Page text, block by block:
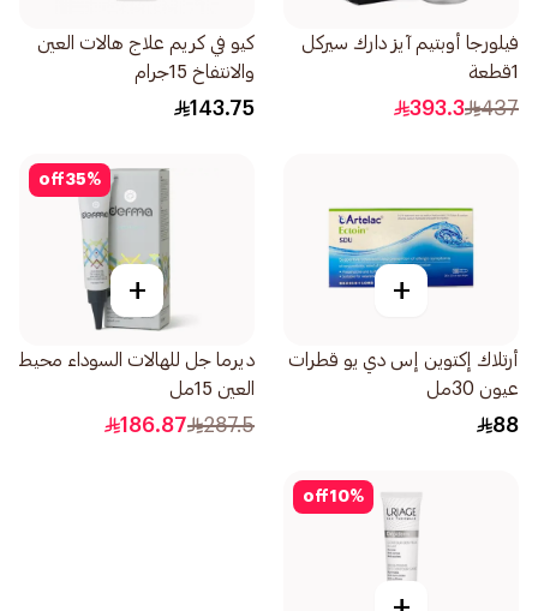
فيلورجا أوبتيم آيز دارك سيركل
1قطعة
437
393.3
كيو في كريم علاج هالات العين
والانتفاخ 15جرام
143.75
+
أرتلاك إكتوين إس دي يو قطرات
عيون 30مل
88
35%
off
+
ديرما جل للهالات السوداء محيط
العين 15مل
287.5
186.87
10%
off